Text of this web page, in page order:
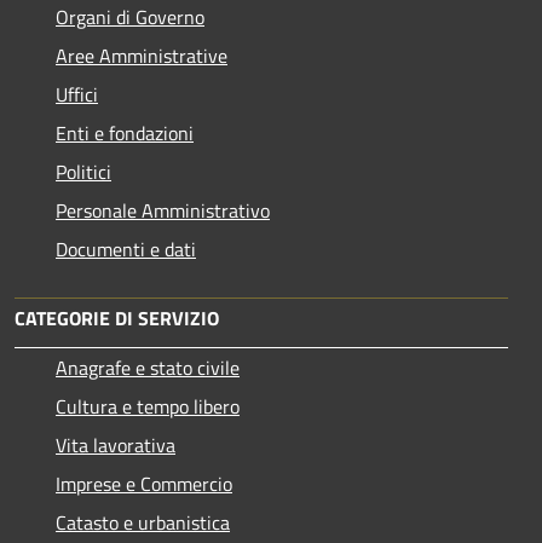
Organi di Governo
Aree Amministrative
Uffici
Enti e fondazioni
Politici
Personale Amministrativo
Documenti e dati
CATEGORIE DI SERVIZIO
Anagrafe e stato civile
Cultura e tempo libero
Vita lavorativa
Imprese e Commercio
Catasto e urbanistica